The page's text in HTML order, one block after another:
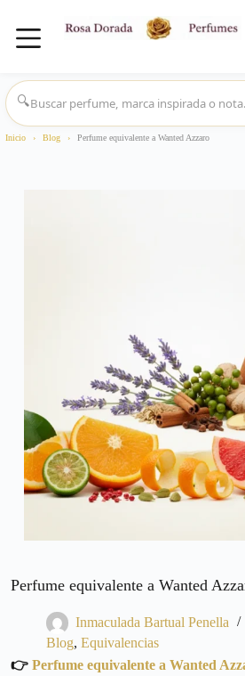
Saltar
al
contenido
🔍
Inicio › Blog › Perfume equivalente a Wanted Azzaro
Perfume equivalente a Wanted
Inmaculada Bartual Penella
Blog, Equivalencias
👉 Perfume equivalente a Wanted